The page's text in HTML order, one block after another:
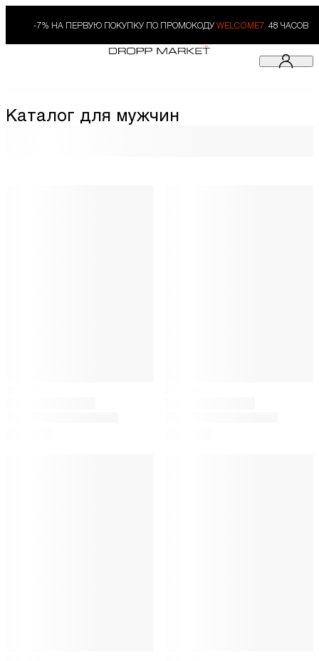
-7% НА ПЕРВУЮ ПОКУПКУ ПО ПРОМОКОДУ WELCOME7. 48 ЧАСОВ
Каталог для мужчин